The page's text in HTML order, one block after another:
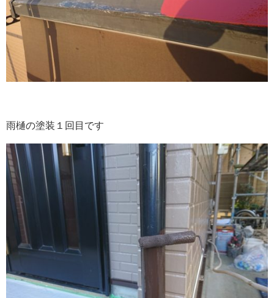
雨樋の塗装１回目です